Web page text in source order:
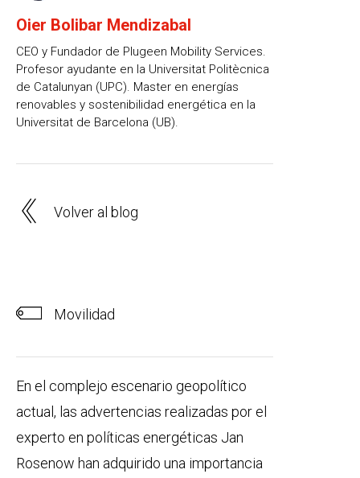
Oier Bolibar Mendizabal
CEO y Fundador de Plugeen Mobility Services.
Profesor ayudante en la Universitat Politècnica
de Catalunyan (UPC). Master en energías
renovables y sostenibilidad energética en la
Universitat de Barcelona (UB).
Volver al blog
Movilidad
En el complejo escenario geopolítico
actual, las advertencias realizadas por el
experto en políticas energéticas Jan
Rosenow han adquirido una importancia